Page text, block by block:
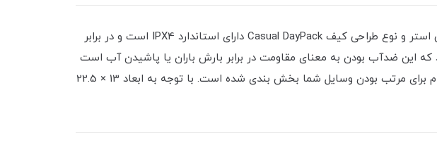
ز جنس پارچه ی بسیار سبکی ساخته شده و وزن آن حدودا 165 گرم است که بخاطر استفاده از پلی استر و نوع طراحی کیف Casual DayPack دارای استاندارد IPX4 است و در برابر
این ضدآب بودن به معنای مقاومت در برابر بارش باران یا پاشیدن آب است
و به معنای فرو رفتن کیف در آب نمی باشد. این کوله دارای دو جیب مجزا می باشد که داخل هرکدام برای مرتب بودن وسایل شما بخش بندی شده است. با توجه به ابعاد 13 × 22.5